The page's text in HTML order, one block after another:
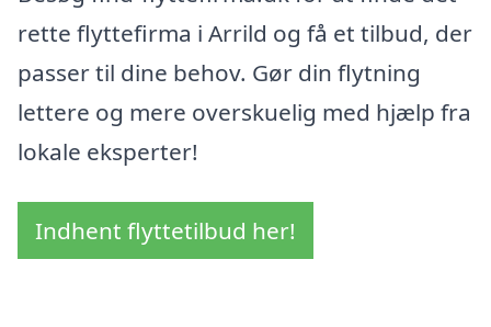
rette flyttefirma i Arrild og få et tilbud, der
passer til dine behov. Gør din flytning
lettere og mere overskuelig med hjælp fra
lokale eksperter!
Indhent flyttetilbud her!